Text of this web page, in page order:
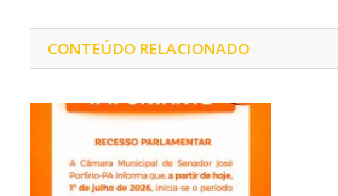
CONTEÚDO RELACIONADO